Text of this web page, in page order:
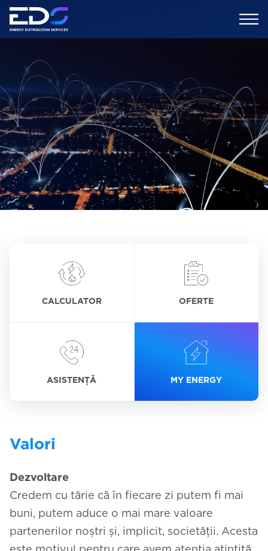
CALCULATOR OFERTE
ASISTENȚĂ MY ENERGY
Valori
Dezvoltare
Credem cu tărie că în fiecare zi putem fi mai
buni, putem aduce o mai mare valoare
partenerilor noștri și, implicit, societății. Acesta